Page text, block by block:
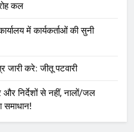
कल
में कार्यकर्ताओं की सुनी
जारी करे: जीतू पटवारी
निर्देशों से नहीं, नालों/जल
समाधान!